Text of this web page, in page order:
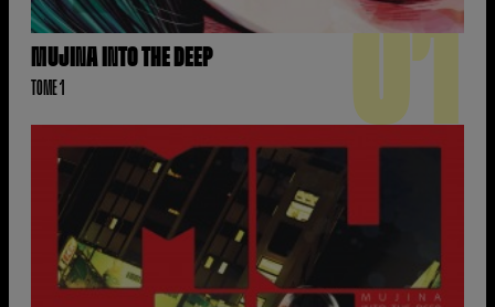
MUJINA INTO THE DEEP
TOME 1 01